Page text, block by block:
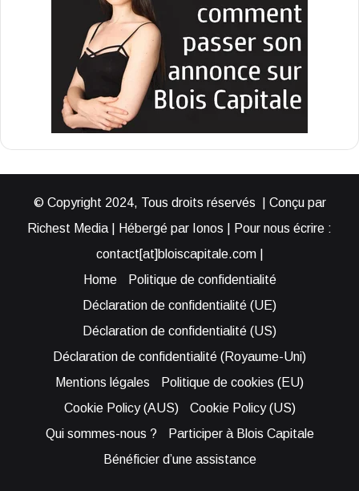
© Copyright 2024, Tous droits réservés | Conçu par
Richest Media | Hébergé par Ionos | Pour nous écrire :
contact[at]bloiscapitale.com |
Home
Politique de confidentialité
Déclaration de confidentialité (UE)
Déclaration de confidentialité (US)
Déclaration de confidentialité (Royaume-Uni)
Mentions légales
Politique de cookies (EU)
Cookie Policy (AUS)
Cookie Policy (US)
Qui sommes-nous ?
Participer à Blois Capitale
Bénéficier d’une assistance